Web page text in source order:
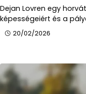
Dejan Lovren egy
képességeiért és a
20/02/2026